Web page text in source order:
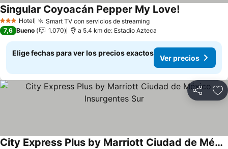
3 Estrellas
Hotel Smart TV con servicios de streamingVer precios
Singular Coyoacán Pepper My Love!
7,6 Bueno 1.070 a 5.4 km de: Estadio Azteca
Elige fechas para ver los precios exactos
Ver precios
Compartir
City Express Plus by Marriott Ciudad de México Insurgentes Sur